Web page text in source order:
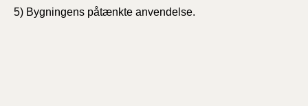
5) Bygningens påtænkte anvendelse.